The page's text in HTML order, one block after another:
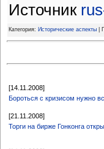
Источник
Категория: Исторические аспекты |
[14.11.2008]
Бороться с кризисом нужно
[21.11.2008]
Торги на бирже Гонконга